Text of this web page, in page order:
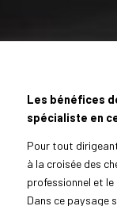
Les bénéfices
spécialiste en
Pour tout
à la croisée des
professionnel et le
Dans ce paysage